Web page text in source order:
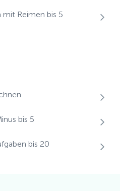
Reimen bis 5
bis 5
bis 20